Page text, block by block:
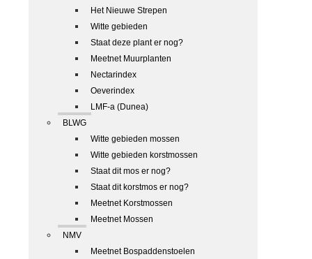
Het Nieuwe Strepen
Witte gebieden
Staat deze plant er nog?
Meetnet Muurplanten
Nectarindex
Oeverindex
LMF-a (Dunea)
BLWG
Witte gebieden mossen
Witte gebieden korstmossen
Staat dit mos er nog?
Staat dit korstmos er nog?
Meetnet Korstmossen
Meetnet Mossen
NMV
Meetnet Bospaddenstoelen